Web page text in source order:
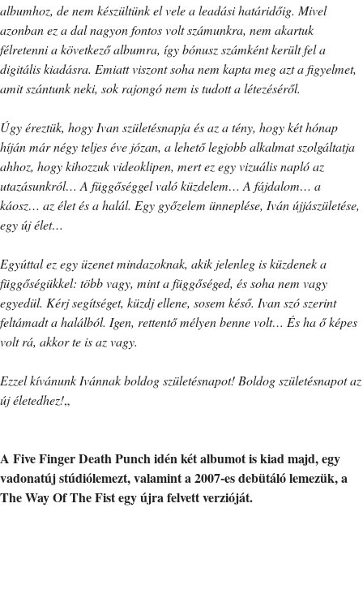
albumhoz, de nem készültünk el vele a leadási határidőig. Mivel
azonban ez a dal nagyon fontos volt számunkra, nem akartuk
félretenni a következő albumra, így bónusz számként került fel a
digitális kiadásra. Emiatt viszont soha nem kapta meg azt a figyelmet,
amit szántunk neki, sok rajongó nem is tudott a létezéséről.
Úgy éreztük, hogy Ivan születésnapja és az a tény, hogy két hónap
híján már négy teljes éve józan, a lehető legjobb alkalmat szolgáltatja
ahhoz, hogy kihozzuk videoklipen, mert ez egy vizuális napló az
utazásunkról… A függőséggel való küzdelem… A fájdalom… a
káosz… az élet és a halál. Egy győzelem ünneplése, Iván újjászületése,
egy új élet…
Egyúttal ez egy üzenet mindazoknak, akik jelenleg is küzdenek a
függőségükkel: több vagy, mint a függőséged, és soha nem vagy
egyedül. Kérj segítséget, küzdj ellene, sosem késő. Ivan szó szerint
feltámadt a halálból. Igen, rettentő mélyen benne volt… És ha ő képes
volt rá, akkor te is az vagy.
Ezzel kívánunk Ivánnak boldog születésnapot! Boldog születésnapot az
új életedhez!„
A Five Finger Death Punch idén két albumot is kiad majd, egy
vadonatúj stúdiólemezt, valamint a 2007-es debütáló lemezük, a
The Way Of The Fist egy újra felvett verzióját.